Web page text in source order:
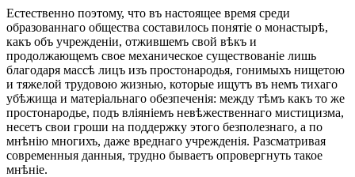
Естественно поэтому, что въ настоящее время среди
образованнаго общества составилось понятіе о монастырѣ,
какъ объ учрежденіи, отжившемъ свой вѣкъ и
продолжающемъ свое механическое существованіе лишь
благодаря массѣ лицъ изъ простонародья, гонимыхъ нищетою
и тяжелой трудовою жизнью, которые ищутъ въ немъ тихаго
убѣжища и матеріальнаго обезпеченія: между тѣмъ какъ то же
простонародье, подъ вліяніемъ невѣжественнаго мистицизма,
несетъ свои гроши на поддержку этого безполезнаго, а по
мнѣнію многихъ, даже вреднаго учрежденія. Разсматривая
современныя данныя, трудно бываетъ опровергнуть такое
мнѣніе.